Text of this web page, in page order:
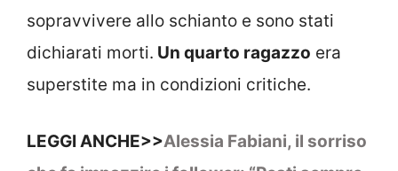
sopravvivere allo schianto e sono stati
dichiarati morti. Un quarto ragazzo era
superstite ma in condizioni critiche.
LEGGI ANCHE>>Alessia Fabiani, il sorriso